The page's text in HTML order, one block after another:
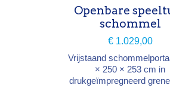
Openbare
schommel
€ 1.029,00
Vrijstaand
× 250 × 253 cm in
drukgeïmpregneerd